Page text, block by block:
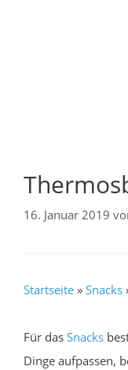
16. Januar 2019
Startseite » Snacks
Für das Snacks
Dinge aufpassen,